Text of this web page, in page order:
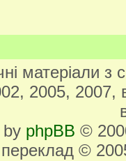
матеріали
2005, 2007,
by phpBB ©
переклад ©